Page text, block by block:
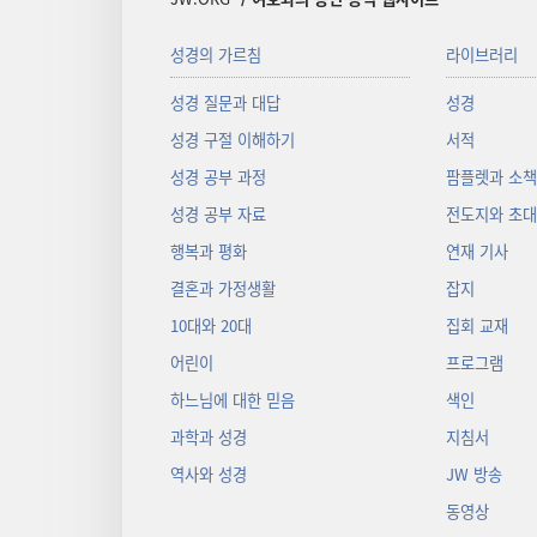
성경의 가르침
성경 질문과 대답
성경 구절 이해하기
성경 공부 과정
성경 공부 자료
행복과 평화
결혼과 가정생활
10대와 20대
어린이
하느님에 대한 믿음
과학과 성경
역사와 성경
라이브러리
성경
서적
팜플렛과 소
전도지와 초
연재 기사
잡지
집회 교재
프로그램
색인
지침서
JW 방송
동영상